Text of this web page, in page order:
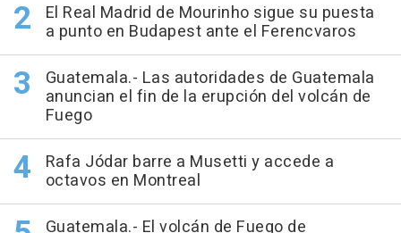
El Real Madrid de Mourinho sigue su puesta
a punto en Budapest ante el Ferencvaros
Guatemala.- Las autoridades de Guatemala
anuncian el fin de la erupción del volcán de
Fuego
Rafa Jódar barre a Musetti y accede a
octavos en Montreal
Guatemala.- El volcán de Fuego de